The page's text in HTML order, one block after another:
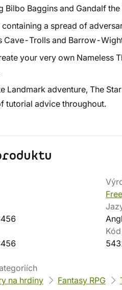
Bilbo Baggins and Gandalf the
containing a spread of
Cave-Trolls and Barrow-
your very own Nameless
Landmark adventure, The
tutorial advice throughout.
na hrdiny Fantasy RPG